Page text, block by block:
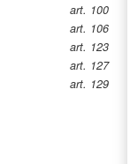
art. 100
art. 106
art. 123
art. 127
art. 129